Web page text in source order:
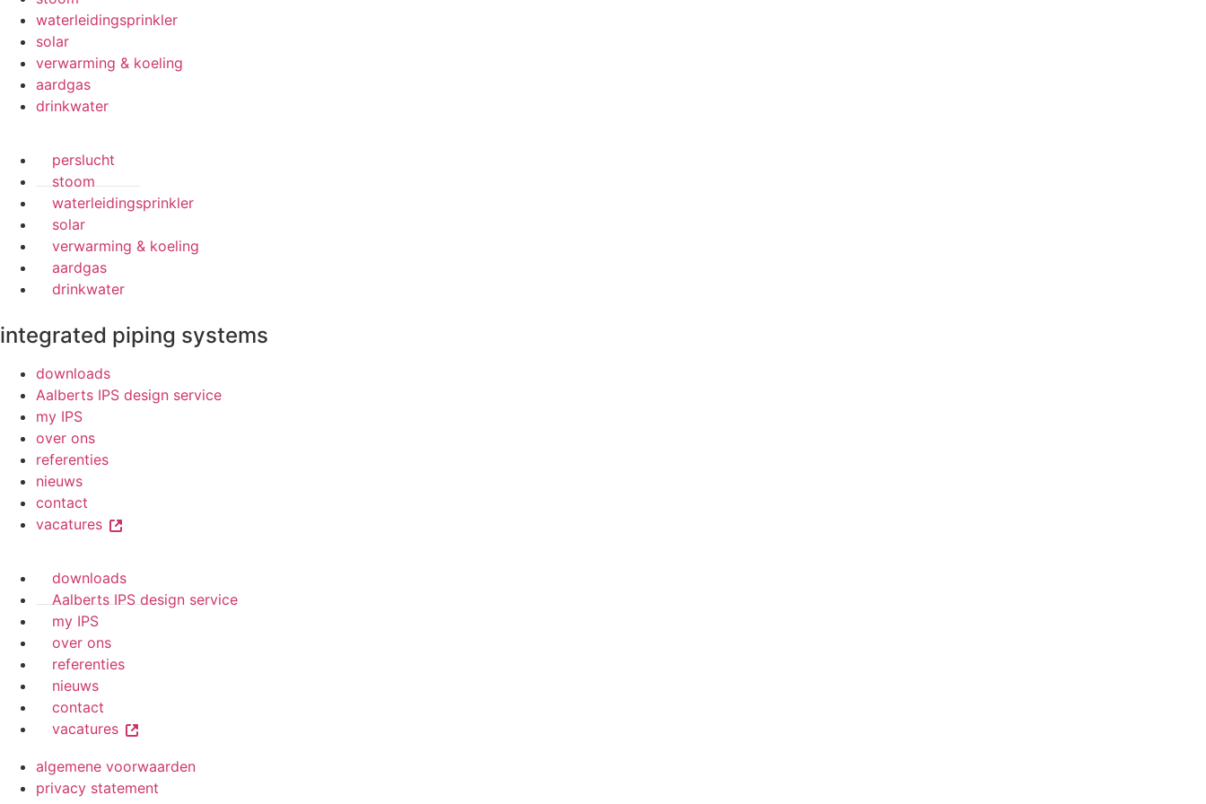
waterleidingsprinkler
solar
verwarming & koeling
aardgas
drinkwater
perslucht
stoom
waterleidingsprinkler
solar
verwarming & koeling
aardgas
drinkwater
integrated piping systems
downloads
Aalberts IPS design service
my IPS
over ons
referenties
nieuws
contact
vacatures
downloads
Aalberts IPS design service
my IPS
over ons
referenties
nieuws
contact
vacatures
algemene voorwaarden
privacy statement